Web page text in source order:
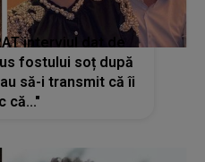
interviul dat de
fostului soț după
să-i transmit că îi
că..."